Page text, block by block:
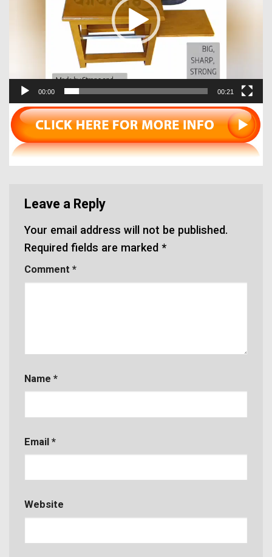
00:00 00:21
Leave a Reply
Your email address will not be published.
Required fields are marked *
Comment *
Name *
Email *
Website